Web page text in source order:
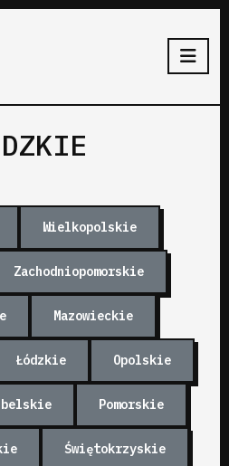
Wielkopolskie
Zachodniopomorskie
Mazowieckie
Łódzkie Opolskie
Pomorskie
Świętokrzyskie